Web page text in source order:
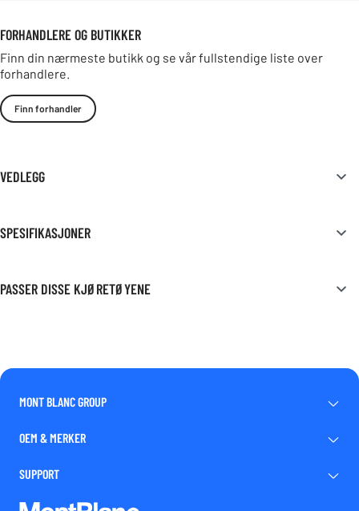
FORHANDLERE OG BUTIKKER
Finn din nærmeste butikk og se vår fullstendige liste over
forhandlere.
Finn forhandler
VEDLEGG
SPESIFIKASJONER
PASSER DISSE KJØRETØYENE
MONT BLANC GROUP
OEM & MERKER
SUPPORT